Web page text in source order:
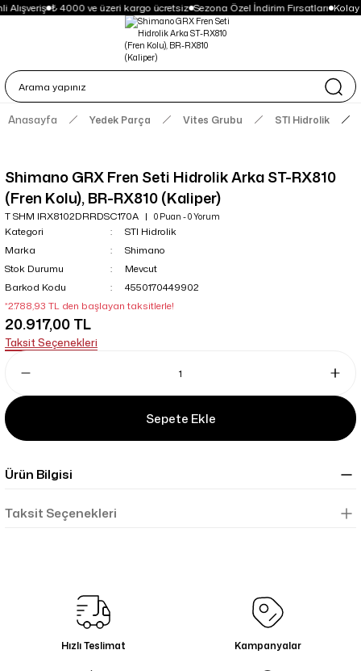
Alışveriş ₺ 4000 ve üzeri kargo ücretsiz Sezona Özel İndirim Fırsatları Kolay
Anasayfa Yedek Parça Vites Grubu STI Hidrolik
Shimano GRX Fren Seti Hidrolik Arka ST-RX810
(Fren Kolu), BR-RX810 (Kaliper)
T SHM IRX8102DRRDSC170A 0 Puan - 0 Yorum
Kategori
STI Hidrolik
Marka
Shimano
Stok Durumu
Mevcut
Barkod Kodu
4550170449902
*2.788,93 TL den başlayan taksitlerle!
20.917,00 TL
Taksit Seçenekleri
Sepete Ekle
Ürün Bilgisi
Taksit Seçenekleri
Hızlı Teslimat Kampanyalar